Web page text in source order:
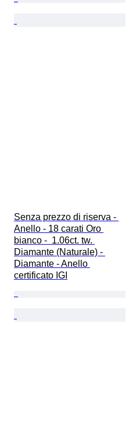
Senza prezzo di riserva -
Anello - 18 carati Oro
bianco -  1.06ct. tw.
Diamante (Naturale) -
Diamante - Anello
certificato IGI